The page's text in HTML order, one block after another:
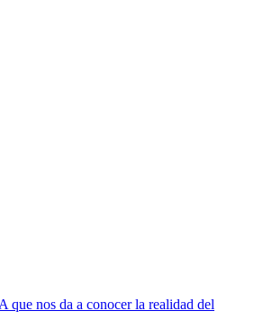
nos da a conocer la realidad del